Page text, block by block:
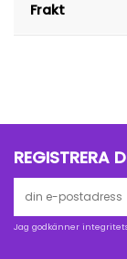
Frakt
REGISTRERA
Jag godkänner